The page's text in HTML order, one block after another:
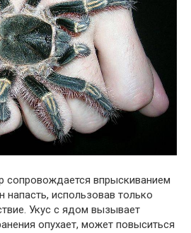
сопровождается впрыскиванием
использовав только
Укус с ядом вызывает
опухает, может повыситься